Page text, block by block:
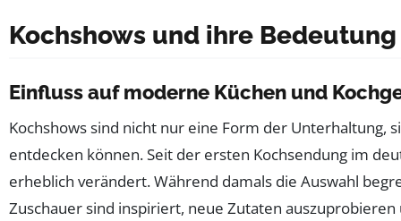
Kochshows und ihre
Einfluss auf moderne Küchen und
Kochshows sind nicht nur eine Form der Unterhaltung,
entdecken können. Seit der ersten Kochsendung im
erheblich verändert. Während damals die Auswahl
Zuschauer sind inspiriert, neue Zutaten